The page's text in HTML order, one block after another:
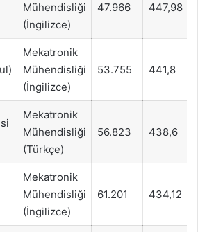
Mühendisliği
(İngilizce)
47.966 447,98
Mekatronik
Mühendisliği
(İngilizce)
53.755 441,8
Mekatronik
Mühendisliği
(Türkçe)
56.823 438,6
Mekatronik
Mühendisliği
(İngilizce)
61.201 434,12